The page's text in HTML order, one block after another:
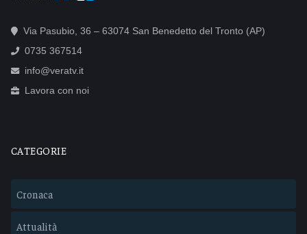
Via Pasubio, 36 – 63074 San Benedetto del Tronto (AP)
0735 367514
info@veratv.it
Lavora con noi
CATEGORIE
Cronaca
Attualità